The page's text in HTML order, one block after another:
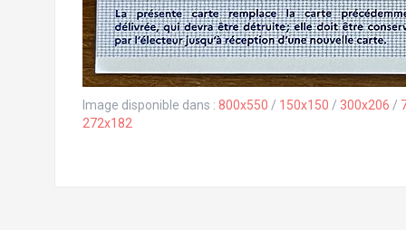
Image disponible dans : 800x550 / 150x150 / 300x206 /
272x182